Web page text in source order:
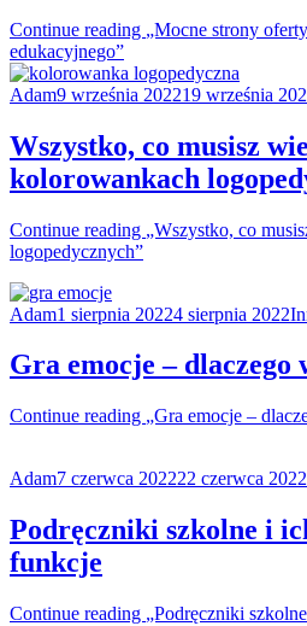
Continue reading „Mocne strony
edukacyjnego”
Adam9 września 202219 września
Wszystko, co musisz
kolorowankach
Continue reading „Wszystko, co
logopedycznych”
Adam1 sierpnia 20224 sierpnia 2022
Gra emocje –
Continue reading „Gra emocje –
Adam7 czerwca 202222 czerwca 2022
Podręczniki szkolne i
funkcje
Continue reading „Podręczniki